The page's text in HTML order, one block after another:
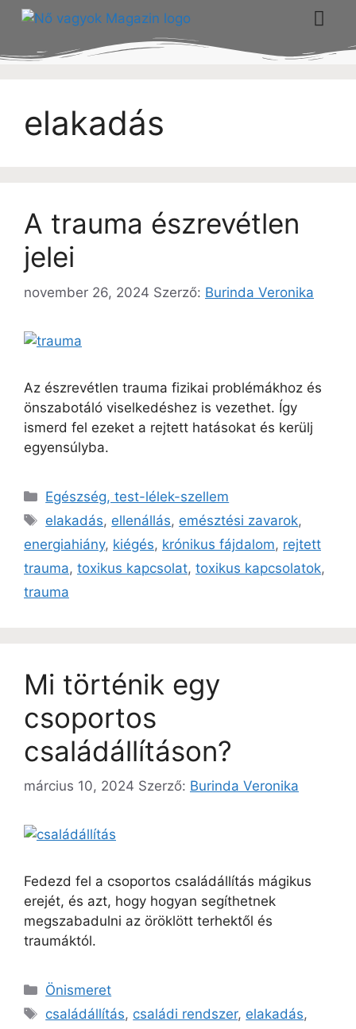
elakadás
A trauma észrevétlen
jelei
november 26, 2024 Szerző: Burinda Veronika
Az észrevétlen trauma fizikai problémákhoz és
önszabotáló viselkedéshez is vezethet. Így
ismerd fel ezeket a rejtett hatásokat és kerülj
egyensúlyba.
Egészség, test-lélek-szellem
elakadás, ellenállás, emésztési zavarok,
energiahiány, kiégés, krónikus fájdalom, rejtett
trauma, toxikus kapcsolat, toxikus kapcsolatok,
trauma
Mi történik egy
csoportos
családállításon?
március 10, 2024 Szerző: Burinda Veronika
Fedezd fel a csoportos családállítás mágikus
erejét, és azt, hogy hogyan segíthetnek
megszabadulni az öröklött terhektől és
traumáktól.
Önismeret
családállítás, családi rendszer, elakadás,